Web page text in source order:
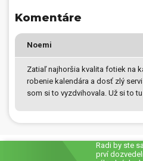
Kalendáre
Fotoknihy a fotozošity
Personalizované hry
Tašky, vaky, ruksaky
Komentáre
Noemi
Zatiaľ najhoršia kvalita fotiek na
robenie kalendára a dosť zlý
som si to vyzdvihovala. Už si to
Radi by ste
prví